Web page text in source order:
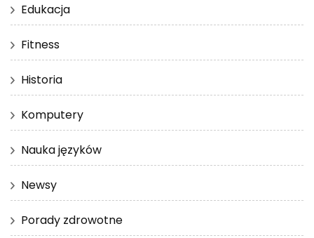
Edukacja
Fitness
Historia
Komputery
Nauka języków
Newsy
Porady zdrowotne